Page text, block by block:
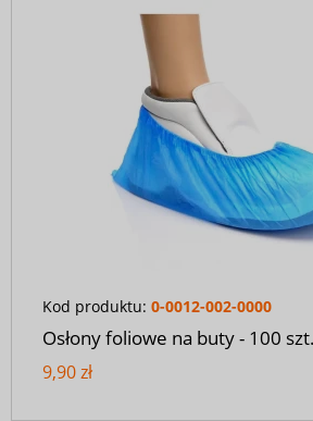
Kod produktu: 0-0012-002-0000
Osłony foliowe na buty - 100 szt.
9,90 zł